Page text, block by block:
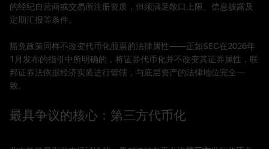
的经纪自营商或交易所注册资质，但须满足敞口上限、信息披露及
定期汇报等条件。
豁免政策同样不改变代币化股票的法律属性——正如SEC在2026年
1月发布的指引中所明确的，将证券代币化并不改变其证券属性，联
邦证券法依据经济实质进行管辖，与底层资产的法律地位完全一
致。
最具争议的核心：第三方代币化